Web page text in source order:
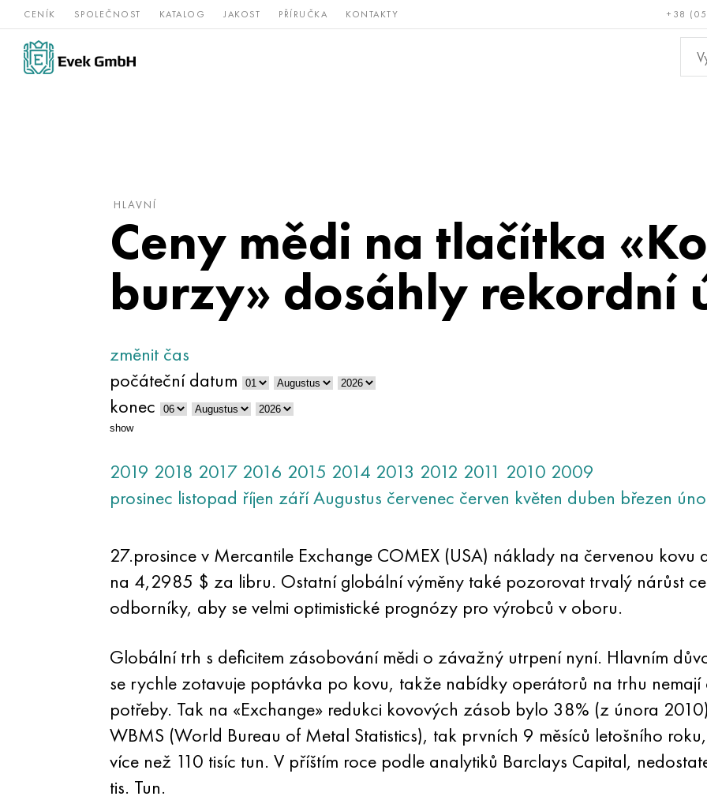
CENÍK SPOLEČNOST KATALOG JAKOST PŘÍRUČKA KONTAKTY +38
Slitiny
niklu
nerezová Vzácné a Bronz, měď,
HLAVNÍ
Ceny mědi na tlačítka
burzy» dosáhly rekordní
změnit čas
počáteční datum
konec
show
2019 2018 2017 2016 2015 2014 2013 2012 2011 2010 2009
prosinec listopad říjen záříAugustus červenec červen květen duben březen
27.prosince v Mercantile Exchange COMEX (USA) náklady na červenou kovu
na 4,2985 $ za libru. Ostatní globální výměny také pozorovat trvalý nárůst
odborníky, aby se velmi optimistické prognózy pro výrobců v oboru.
Globální trh s deficitem zásobování mědi o závažný utrpení nyní. Hlavním
se rychle zotavuje poptávka po kovu, takže nabídky operátorů na trhu nemají
potřeby. Tak na «Exchange» redukci kovových zásob bylo 38% (z února
WBMS (World Bureau of Metal Statistics), tak prvních 9 měsíců letošního
více než 110 tisíc tun. V příštím roce podle analytiků Barclays Capital,
tis. Tun.